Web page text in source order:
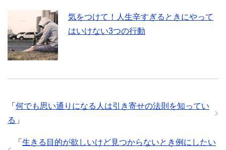
気をつけて！人生辛すぎるときにやって
はいけない3つの行動
「 何でも思い通りになる人は引き寄せの法則を知ってい
る 」
「 生きる目的が欲しいけど見つからないとき例にしたい